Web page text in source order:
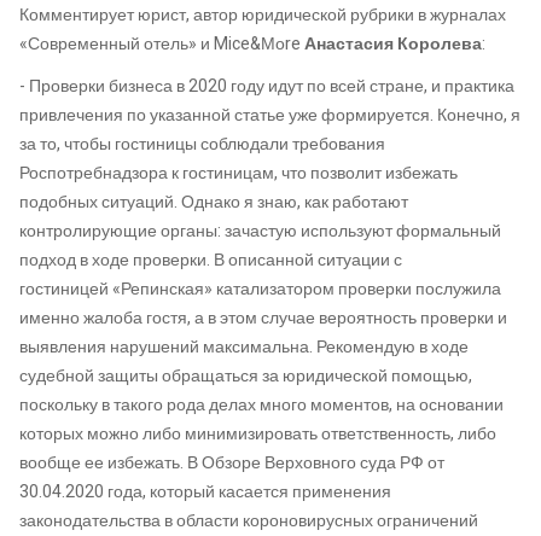
Комментируетюрист,автор юридической рубрики в журналах
«Современный отель» иMice&МоreАнастасия Королева:
- Проверки бизнеса в2020 годуидут по всей стране, и практика
привлечения по указанной статье уже формируется. Конечно, я
за то,чтобы гостиницы соблюдалитребования
Роспотребнадзорак гостиницам, чтопозволит избежать
подобных ситуаций. Однако я знаю, как работают
контролирующие органы:зачастую используют формальный
подход в ходе проверки. В описанной ситуации с
гостиницей «Репинская» катализатором проверки послужила
именно жалоба гостя, а в этом случае вероятность проверки и
выявления нарушений максимальна. Рекомендую в ходе
судебной защиты обращаться за юридической помощью,
поскольку в такого рода делах много моментов, на основании
которых можно либо минимизировать ответственность,либо
вообще ее избежать. В Обзоре Верховного суда РФ от
30.04.2020 года, который касается применения
законодательства в области короновирусныхограничений